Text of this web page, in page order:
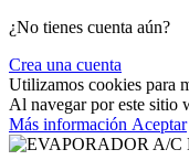
¿No tienes cuenta aún?
Crea una cuenta
Utilizamos cookies para
Al navegar por este sitio
Más información Más
Aceptar